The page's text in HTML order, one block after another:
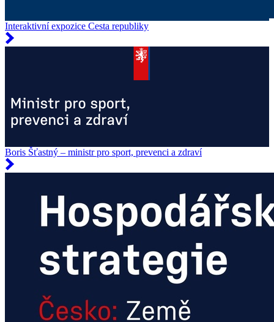
Interaktivní expozice Cesta republiky
Boris Šťastný – ministr pro sport, prevenci a zdraví